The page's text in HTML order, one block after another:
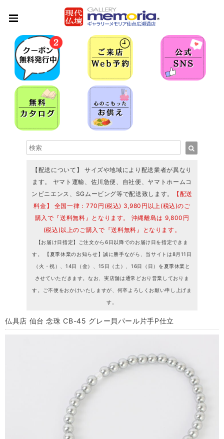
【配送について】 サイズや地域により配送業者が異なり
ます。 ヤマト運輸、佐川急便、自社便、ヤマトホームコ
ンビニエンス、SGムービング等で配送致します。
【配送
料金】 全国一律：770円(税込) 3,980円以上(税込)のご
購入で『送料無料』となります。 沖縄離島は 9,800円
(税込)以上のご購入で『送料無料』となります。
【お届け日指定】ご注文から6日以降でのお届け日を指定できま
す。 【夏季休業のお知らせ】誠に勝手ながら、当サイトは8月11日
（火・祝）、14日（金）、15日（土）、16日（日）を夏季休業と
させていただきます。なお、実店舗は通常どおり営業しておりま
す。ご不便をおかけいたしますが、何卒よろしくお願い申し上げま
す。
仏具店 仙台 念珠 CB-45 グレー貝パール片手P仕立